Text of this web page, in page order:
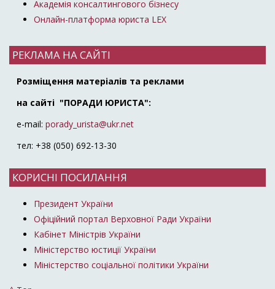
Академія консалтингового бізнесу
Онлайн-платформа юриста LEX
РЕКЛАМА НА САЙТІ
Розміщення матеріалів та реклами
на сайті "ПОРАДИ ЮРИСТА":
e-mail: porady_urista@ukr.net
тел: +38 (050) 692-13-30
КОРИСНІ ПОСИЛАННЯ
Президент України
Офіційний портал Верховної Ради України
Кабінет Міністрів України
Міністерство юстиції України
Міністерство соціальної політики України